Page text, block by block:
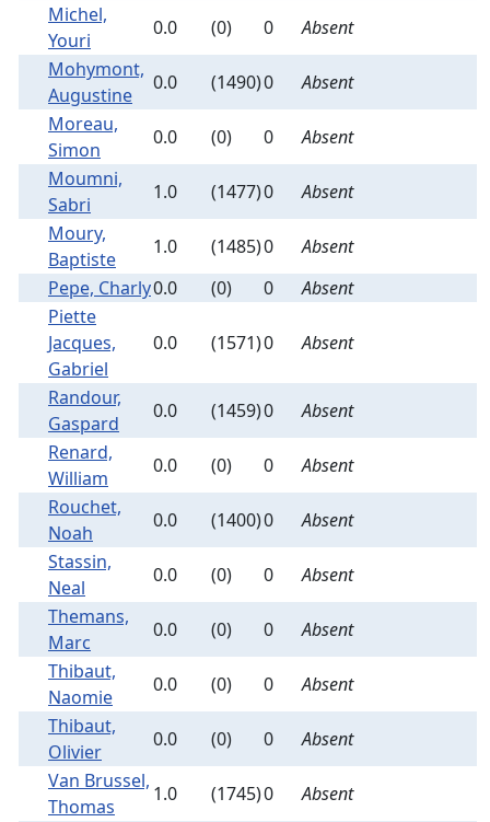
Michel,
Youri
0.0 (0) 0
Absent
Mohymont,
Augustine
0.0 (1490)0
Absent
Moreau,
Simon
0.0 (0) 0
Absent
Moumni,
Sabri
1.0 (1477)0
Absent
Moury,
Baptiste
1.0 (1485)0
Absent
Pepe, Charly0.0 (0) 0
Absent
Piette
Jacques,
Gabriel
0.0 (1571)0 Absent
Randour,
Gaspard
0.0 (1459)0
Absent
Renard,
William
0.0 (0) 0
Absent
Rouchet,
Noah
0.0 (1400)0
Absent
Stassin,
Neal
0.0 (0) 0
Absent
Themans,
Marc
0.0 (0) 0
Absent
Thibaut,
Naomie
0.0 (0) 0
Absent
Thibaut,
Olivier
0.0 (0) 0
Absent
Van Brussel,
Thomas
1.0 (1745)0
Absent